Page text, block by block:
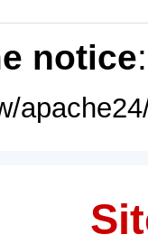
notice